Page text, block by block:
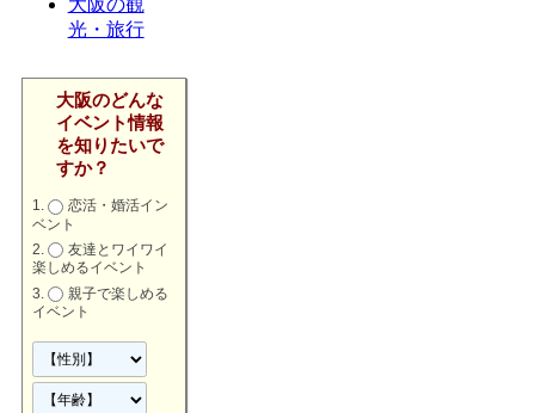
大阪の観
光・旅行
大阪のどんな
イベント情報
を知りたいで
すか？
恋活・婚活イン
ベント
友達とワイワイ
楽しめるイベント
親子で楽しめる
イベント